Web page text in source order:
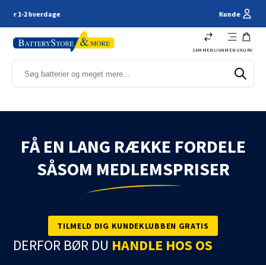
Kundeservice - 66 11 61 44
SAMMENLIGN MENU KURV
FÅ EN LANG RÆKKE FORDELE
SÅSOM MEDLEMSPRISER
TILMELD DIG KUNDEKLUBBEN GRATIS
DERFOR BØR DU HANDLE HOS OS